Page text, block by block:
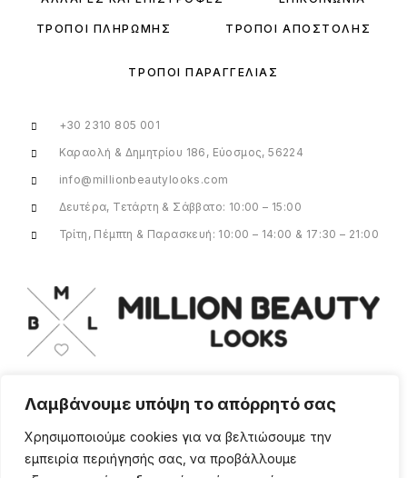
Λαμβάνουμε υπόψη το απόρρητό σας
Χρησιμοποιούμε cookies για να βελτιώσουμε την
εμπειρία περιήγησής σας, να προβάλλουμε
ΤΡΌΠΟΙ ΠΛΗΡΩΜΉΣ ΤΡΌΠΟΙ ΑΠΟΣΤΟΛΉΣ
ΤΡΌΠΟΙ ΠΑΡΑΓΓΕΛΊΑΣ
+30 2310 805 001
Καραολή & Δημητρίου 186, Εύοσμος, 56224
info@millionbeautylooks.com
Δευτέρα, Τετάρτη & Σάββατο: 10:00 – 15:00
Τρίτη, Πέμπτη & Παρασκευή: 10:00 – 14:00 & 17:30 – 21:00
Για οποιαδήποτε ερώτηση ή πληροφορία,
υποστηρίξει. Θα χαρούμε να σας
βοηθήσουμε.